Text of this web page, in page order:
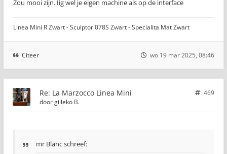
Zou mooi zijn. Iig wel je eigen machine als op de interface
Linea Mini R Zwart - Sculptor 078S Zwart - Specialita Mat Zwart
Citeer wo 19 mar 2025, 08:46
Re: La Marzocco Linea Mini
469
doorgilleko B.
mr Blanc schreef: